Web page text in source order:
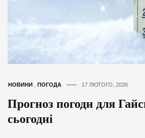
НОВИНИ ПОГОДА 17 ЛЮТОГО, 2026
Прогноз погоди для
сьогодні